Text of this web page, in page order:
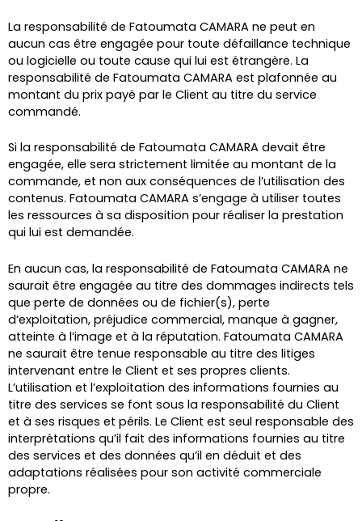
La responsabilité de Fatoumata CAMARA ne peut en
aucun cas être engagée pour toute défaillance technique
ou logicielle ou toute cause qui lui est étrangère. La
responsabilité de Fatoumata CAMARA est plafonnée au
montant du prix payé par le Client au titre du service
commandé.
Si la responsabilité de Fatoumata CAMARA devait être
engagée, elle sera strictement limitée au montant de la
commande, et non aux conséquences de l’utilisation des
contenus. Fatoumata CAMARA s’engage à utiliser toutes
les ressources à sa disposition pour réaliser la prestation
qui lui est demandée.
En aucun cas, la responsabilité de Fatoumata CAMARA ne
saurait être engagée au titre des dommages indirects tels
que perte de données ou de fichier(s), perte
d’exploitation, préjudice commercial, manque à gagner,
atteinte à l’image et à la réputation. Fatoumata CAMARA
ne saurait être tenue responsable au titre des litiges
intervenant entre le Client et ses propres clients.
L’utilisation et l’exploitation des informations fournies au
titre des services se font sous la responsabilité du Client
et à ses risques et périls. Le Client est seul responsable des
interprétations qu’il fait des informations fournies au titre
des services et des données qu’il en déduit et des
adaptations réalisées pour son activité commerciale
propre.